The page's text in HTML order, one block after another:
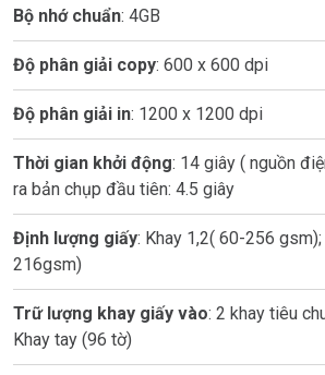
Bộ nhớ chuẩn: 4GB
Độ phân giải copy: 600 x 600 dpi
Độ phân giải in: 1200 x 1200 dpi
Thời gian khởi động: 14 giây ( nguồn
ra bản chụp đầu tiên: 4.5 giây
Định lượng giấy: Khay 1,2( 60-256
216gsm)
Trữ lượng khay giấy vào: 2 khay tiêu
Khay tay (96 tờ)